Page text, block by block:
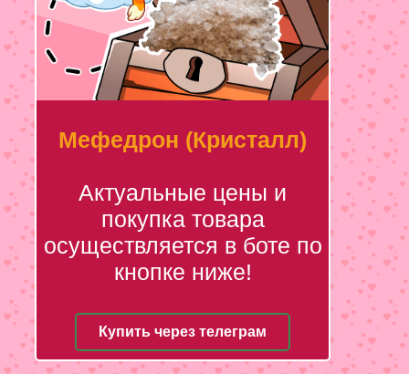
Мефедрон (Кристалл)
Актуальные цены и
покупка товара
осуществляется в боте по
кнопке ниже!
Купить через телеграм